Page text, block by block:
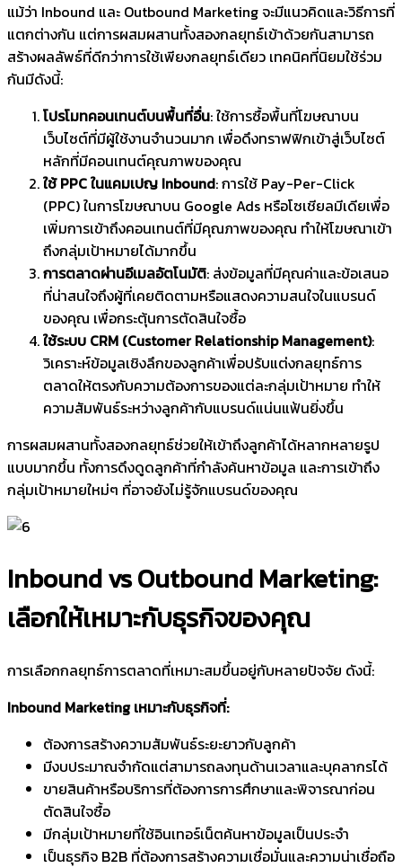
แม้ว่า Inbound และ Outbound Marketing จะมีแนวคิดและวิธีการที่
แตกต่างกัน แต่การผสมผสานทั้งสองกลยุทธ์เข้าด้วยกันสามารถ
สร้างผลลัพธ์ที่ดีกว่าการใช้เพียงกลยุทธ์เดียว เทคนิคที่นิยมใช้ร่วม
กันมีดังนี้:
โปรโมทคอนเทนต์บนพื้นที่อื่น: ใช้การซื้อพื้นที่โฆษณาบน
เว็บไซต์ที่มีผู้ใช้งานจำนวนมาก เพื่อดึงทราฟฟิกเข้าสู่เว็บไซต์
หลักที่มีคอนเทนต์คุณภาพของคุณ
ใช้ PPC ในแคมเปญ Inbound: การใช้ Pay-Per-Click
(PPC) ในการโฆษณาบน Google Ads หรือโซเชียลมีเดียเพื่อ
เพิ่มการเข้าถึงคอนเทนต์ที่มีคุณภาพของคุณ ทำให้โฆษณาเข้า
ถึงกลุ่มเป้าหมายได้มากขึ้น
การตลาดผ่านอีเมลอัตโนมัติ: ส่งข้อมูลที่มีคุณค่าและข้อเสนอ
ที่น่าสนใจถึงผู้ที่เคยติดตามหรือแสดงความสนใจในแบรนด์
ของคุณ เพื่อกระตุ้นการตัดสินใจซื้อ
ใช้ระบบ CRM (Customer Relationship Management):
วิเคราะห์ข้อมูลเชิงลึกของลูกค้าเพื่อปรับแต่งกลยุทธ์การ
ตลาดให้ตรงกับความต้องการของแต่ละกลุ่มเป้าหมาย ทำให้
ความสัมพันธ์ระหว่างลูกค้ากับแบรนด์แน่นแฟ้นยิ่งขึ้น
การผสมผสานทั้งสองกลยุทธ์ช่วยให้เข้าถึงลูกค้าได้หลากหลายรูป
แบบมากขึ้น ทั้งการดึงดูดลูกค้าที่กำลังค้นหาข้อมูล และการเข้าถึง
กลุ่มเป้าหมายใหม่ๆ ที่อาจยังไม่รู้จักแบรนด์ของคุณ
Inbound vs Outbound Marketing:
เลือกให้เหมาะกับธุรกิจของคุณ
การเลือกกลยุทธ์การตลาดที่เหมาะสมขึ้นอยู่กับหลายปัจจัย ดังนี้:
Inbound Marketing เหมาะกับธุรกิจที่:
ต้องการสร้างความสัมพันธ์ระยะยาวกับลูกค้า
มีงบประมาณจำกัดแต่สามารถลงทุนด้านเวลาและบุคลากรได้
ขายสินค้าหรือบริการที่ต้องการการศึกษาและพิจารณาก่อน
ตัดสินใจซื้อ
มีกลุ่มเป้าหมายที่ใช้อินเทอร์เน็ตค้นหาข้อมูลเป็นประจำ
เป็นธุรกิจ B2B ที่ต้องการสร้างความเชื่อมั่นและความน่าเชื่อถือ